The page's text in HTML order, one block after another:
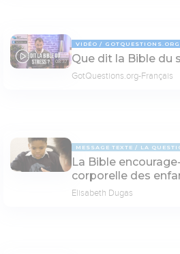
08:37
VIDÉO
Que dit la Bible du
GotQuestions.org-Français
MESSAGE TEXTE LA
La Bible
corporelle des
Elisabeth Dugas